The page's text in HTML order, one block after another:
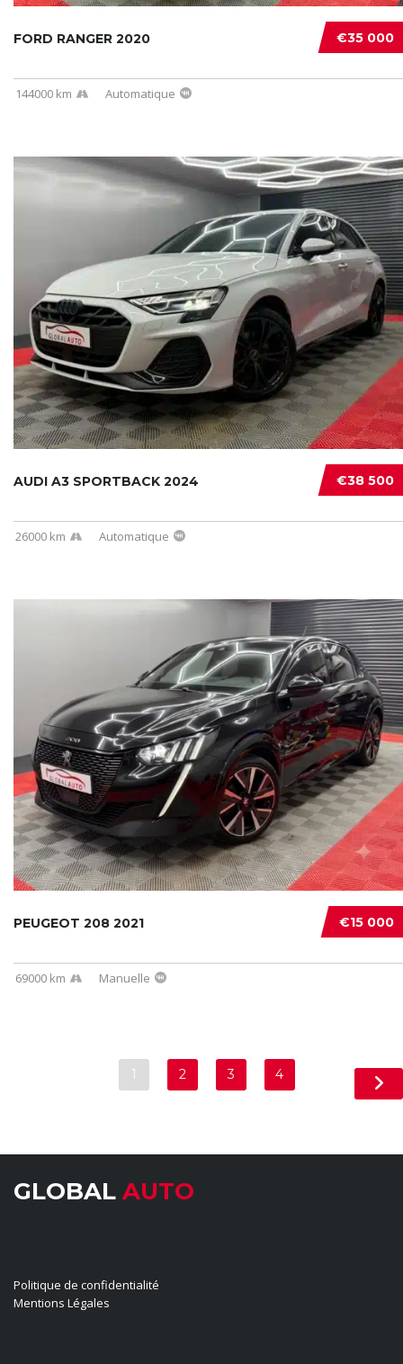
€35 000
FORD RANGER 2020
144000 km Automatique
€38 500
AUDI A3 SPORTBACK 2024
26000 km Automatique
€15 000
PEUGEOT 208 2021
69000 km Manuelle
1 2 3 4
GLOBAL AUTO
Politique de confidentialité
Mentions Légales